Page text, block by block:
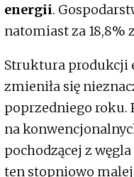
energii.
natomiast za 18,8%
Struktura produkcji
zmieniła się
poprzedniego roku.
na
pochodzącej z
ten stopniowo